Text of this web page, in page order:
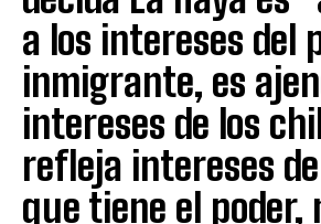
a los intereses del
inmigrante, es
intereses de los
refleja intereses
que tiene el poder,